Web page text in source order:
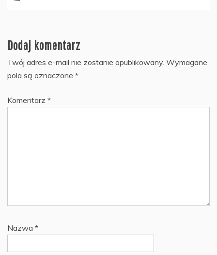
Dodaj komentarz
Twój adres e-mail nie zostanie opublikowany. Wymagane
pola są oznaczone *
Komentarz *
Nazwa *